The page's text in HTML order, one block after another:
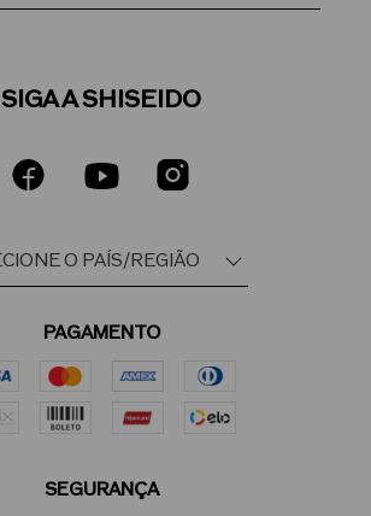
SIGA A SHISEIDO
PAGAMENTO
SEGURANÇA